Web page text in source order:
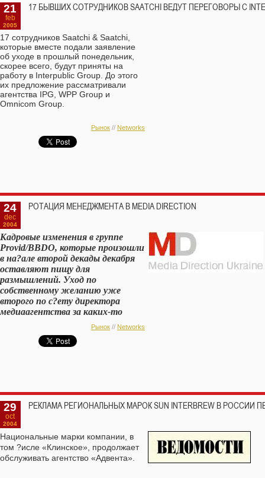
21
feb
2005
17 БЫВШИХ СОТРУДНИКОВ SAATCHI ВЕДУТ ПЕРЕГОВОРЫ С
17 сотрудников Saatchi & Saatchi,
которые вместе подали заявление
об уходе в прошлый понедельник,
скорее всего, будут приняты на
работу в Interpublic Group. До этого
их предложение рассматривали
агентства IPG, WPP Group и
Omnicom Group.
Рынок // Networks
24
dec
2004
РОТАЦИЯ МЕНЕДЖМЕНТА В MEDIA DIRECTION
Кадровые изменения в группе
Provid/BBDO, которые произошли
в на?але второй декады декабря
оставляют пищу для
размышлений. Уход по
собственному желанию уже
второго по с?ету директора
медиаагентства за каких-то
полгода дал повод говорить о
«синдроме Таранова».
Рынок // Networks
29
oct
2004
РЕКЛАМА РЕГИОНАЛЬНЫХ МАРОК SUN INTERBREW В РОССИИ
Национальные марки компании, в
том ?исле «Клинское», продолжает
обслуживать агентство «Адвента».